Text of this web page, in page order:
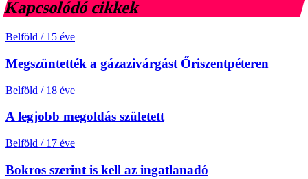
Kapcsolódó cikkek
Belföld / 15 éve
Megszüntették a gázazivárgást Őriszentpéteren
Belföld / 18 éve
A legjobb megoldás született
Belföld / 17 éve
Bokros szerint is kell az ingatlanadó